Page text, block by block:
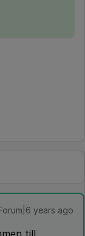
years ago
till